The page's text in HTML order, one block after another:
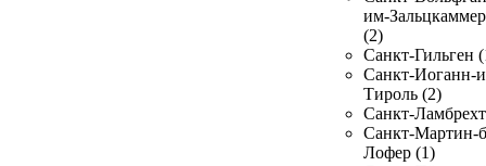
им-
(2)
Санкт-Гильген
Санкт-Иоганн-
Тироль (2)
Санкт-
Санкт-Мартин-
Лофер (1)